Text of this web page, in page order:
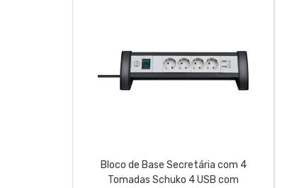
Bloco de Base Secretária com 4
Tomadas Schuko 4 USB com